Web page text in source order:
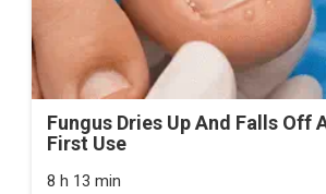
Fungus Dries Up And Falls Off
First Use
8 h 13 min